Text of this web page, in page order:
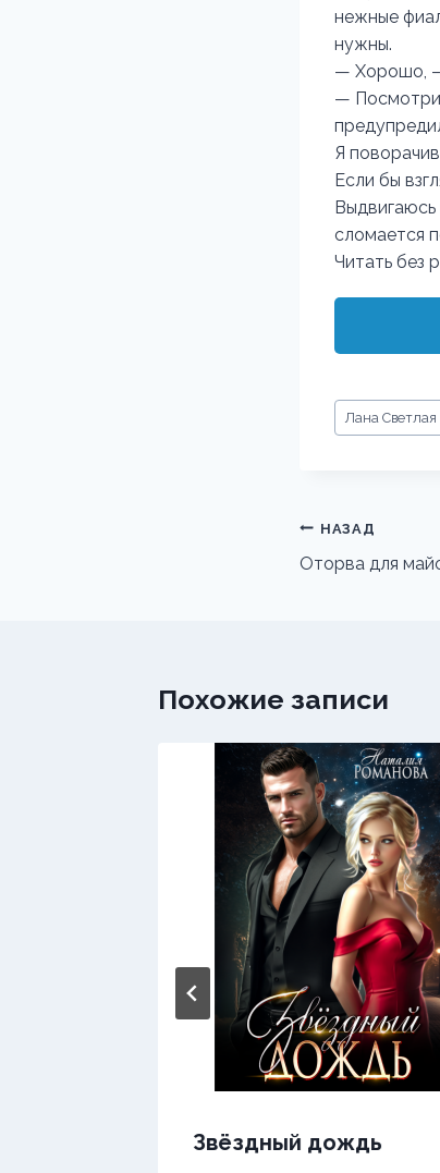
нежные
нужны.
— Хорошо, –
—
Я
Если бы
сломается
Читать без
Метки
записи:
Лана Светлая
Навигация
по
НАЗАД
Оторва для
Похожие записи
Звёздный дождь